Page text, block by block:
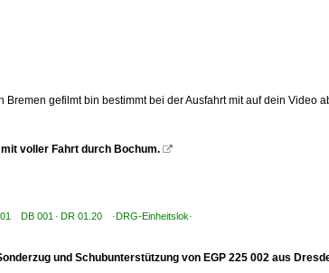
gefilmt bin bestimmt bei der Ausfahrt mit auf dein Video
voller Fahrt durch Bochum. 
DB 001 · DR 01.20 ·DRG-Einheitslok·
und Schubunterstützung von EGP 225 002 aus